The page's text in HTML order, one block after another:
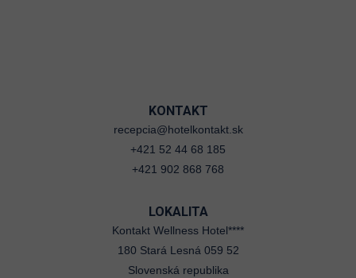
KONTAKT
recepcia@hotelkontakt.sk
+421 52 44 68 185
+421 902 868 768
LOKALITA
Kontakt Wellness Hotel****
180 Stará Lesná 059 52
Slovenská republika